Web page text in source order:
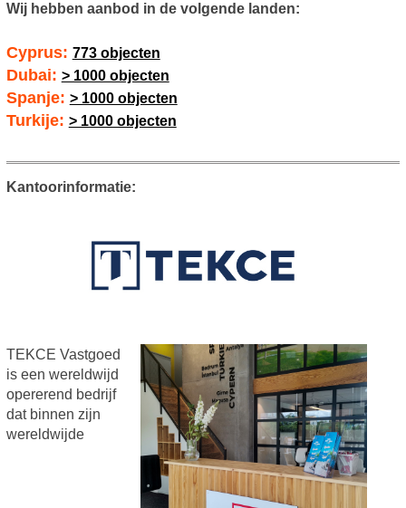
Wij hebben aanbod in de volgende landen:
Cyprus: 773 objecten
Dubai: > 1000 objecten
Spanje: > 1000 objecten
Turkije: > 1000 objecten
Kantoorinformatie:
TEKCE Vastgoed
is een wereldwijd
opererend bedrijf
dat binnen zijn
wereldwijde